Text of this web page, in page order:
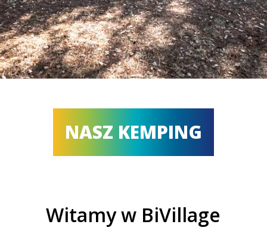
NASZ KEMPING
Witamy w BiVillage